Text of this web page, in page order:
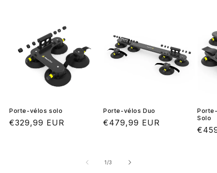
Porte-vélos solo
Prix
€329,99 EUR
Porte-vélos Duo
Prix
€479,99 EUR
Solo
Prix
1/de
3